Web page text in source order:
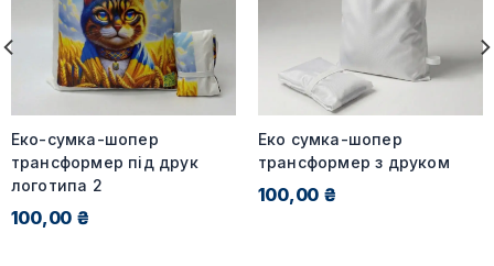
Еко-сумка-шопер
трансформер під друк
логотипа 2
100,00 ₴
Еко сумка-шопер
трансформер з друком
100,00 ₴